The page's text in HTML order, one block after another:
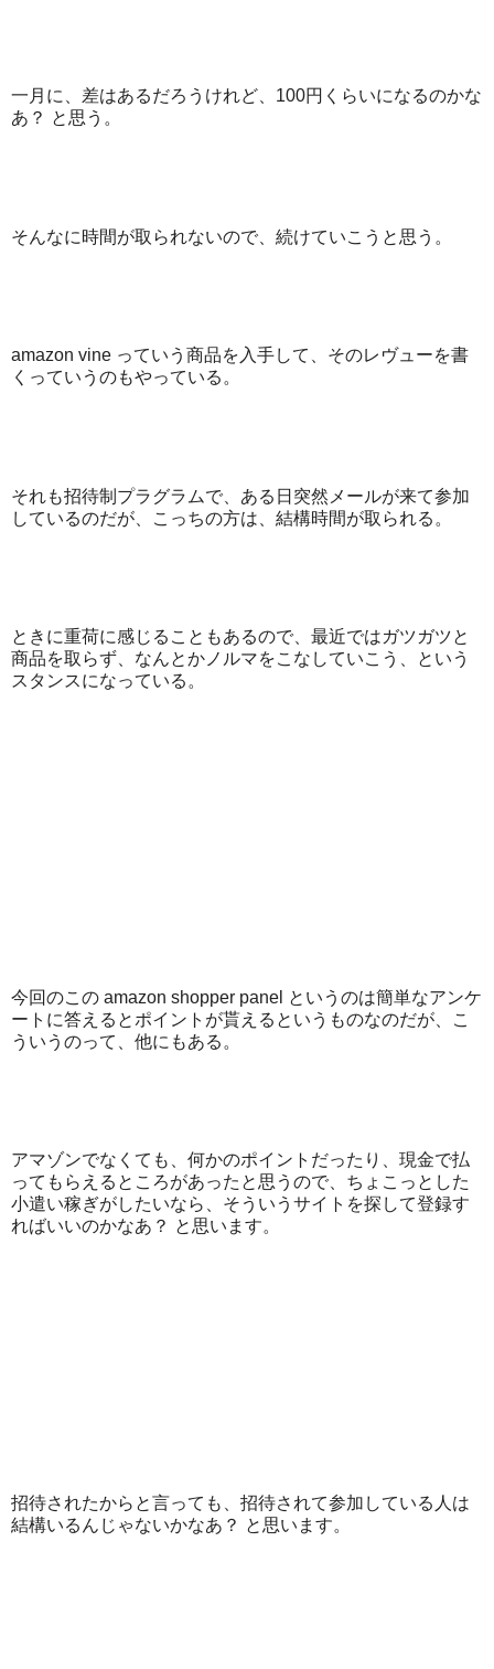
一月に、差はあるだろうけれど、100円くらいになるのかな
あ？ と思う。
そんなに時間が取られないので、続けていこうと思う。
amazon vine っていう商品を入手して、そのレヴューを書
くっていうのもやっている。
それも招待制プラグラムで、ある日突然メールが来て参加
しているのだが、こっちの方は、結構時間が取られる。
ときに重荷に感じることもあるので、最近ではガツガツと
商品を取らず、なんとかノルマをこなしていこう、という
スタンスになっている。
今回のこの amazon shopper panel というのは簡単なアンケ
ートに答えるとポイントが貰えるというものなのだが、こ
ういうのって、他にもある。
アマゾンでなくても、何かのポイントだったり、現金で払
ってもらえるところがあったと思うので、ちょこっとした
小遣い稼ぎがしたいなら、そういうサイトを探して登録す
ればいいのかなあ？ と思います。
招待されたからと言っても、招待されて参加している人は
結構いるんじゃないかなあ？ と思います。